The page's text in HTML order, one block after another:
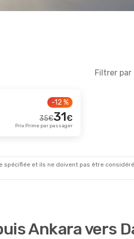
Filtrer par
-12 %
35€31€
Prix Prime par passager
et ils ne doivent pas être
Ankara vers